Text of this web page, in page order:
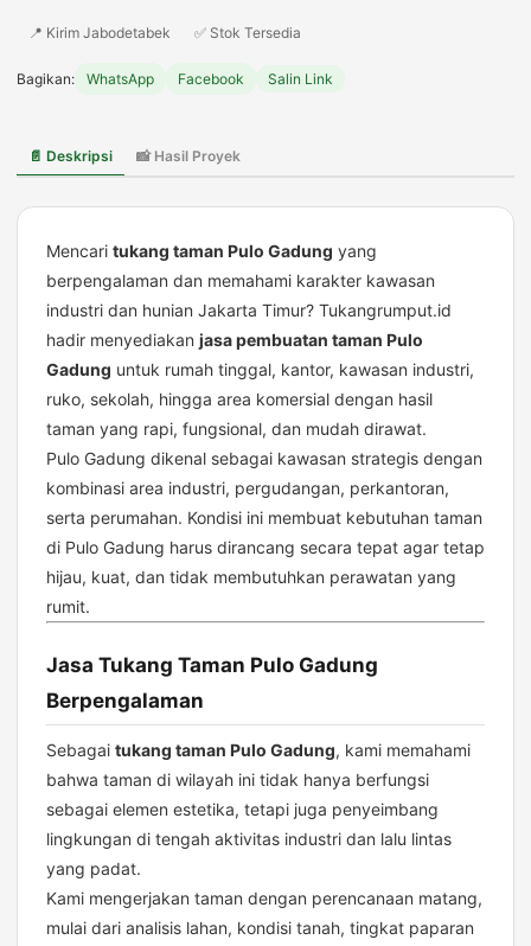
Taman
Gadung
Pembuatan
Pulo
Gadung
📍 Kirim Jabodetabek ✅ Stok Tersedia
Bagikan: WhatsApp Facebook Salin Link
📄 Deskripsi 📸 Hasil Proyek
Mencari tukang taman Pulo Gadung yang
berpengalaman dan memahami karakter kawasan
industri dan hunian Jakarta Timur? Tukangrumput.id
hadir menyediakan jasa pembuatan taman Pulo
Gadung untuk rumah tinggal, kantor, kawasan industri,
ruko, sekolah, hingga area komersial dengan hasil
taman yang rapi, fungsional, dan mudah dirawat.
Pulo Gadung dikenal sebagai kawasan strategis dengan
kombinasi area industri, pergudangan, perkantoran,
serta perumahan. Kondisi ini membuat kebutuhan taman
di Pulo Gadung harus dirancang secara tepat agar tetap
hijau, kuat, dan tidak membutuhkan perawatan yang
rumit.
Jasa Tukang Taman Pulo Gadung
Berpengalaman
Sebagai tukang taman Pulo Gadung, kami memahami
bahwa taman di wilayah ini tidak hanya berfungsi
sebagai elemen estetika, tetapi juga penyeimbang
lingkungan di tengah aktivitas industri dan lalu lintas
yang padat.
Kami mengerjakan taman dengan perencanaan matang,
mulai dari analisis lahan, kondisi tanah, tingkat paparan